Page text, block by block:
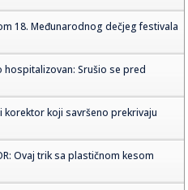
18. Međunarodnog dečjeg festivala
hospitalizovan: Srušio se pred
korektor koji savršeno prekrivaju
Ovaj trik sa plastičnom kesom